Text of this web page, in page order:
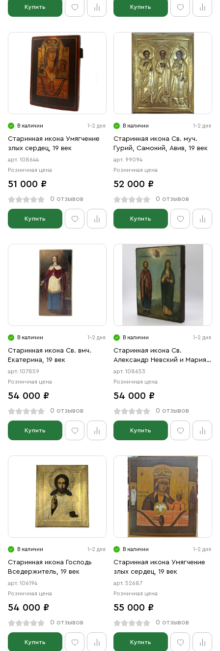
Купить Купить
В наличии 1-2 дня
Старинная икона Умягчение
злых сердец, 19 век
арт. 108644
Розничная цена
51 000 ₽
0 отзывов
Купить
В наличии 1-2 дня
Старинная икона Св. муч.
Гурий, Самоний, Авив, 19 век
арт. 99094
Розничная цена
52 000 ₽
0 отзывов
Купить
В наличии 1-2 дня
Старинная икона Св. вмч.
Екатерина, 19 век
арт. 107859
Розничная цена
54 000 ₽
0 отзывов
Купить
В наличии 1-2 дня
Старинная икона Св.
Александр Невский и Мария
Магдалина, 19 век
арт. 108653
Розничная цена
54 000 ₽
0 отзывов
Купить
В наличии 1-2 дня
Старинная икона Господь
Вседержитель, 19 век
арт. 106194
Розничная цена
54 000 ₽
0 отзывов
Купить
В наличии 1-2 дня
Старинная икона Умягчение
злых сердец, 19 век
арт. 52687
Розничная цена
55 000 ₽
0 отзывов
Купить